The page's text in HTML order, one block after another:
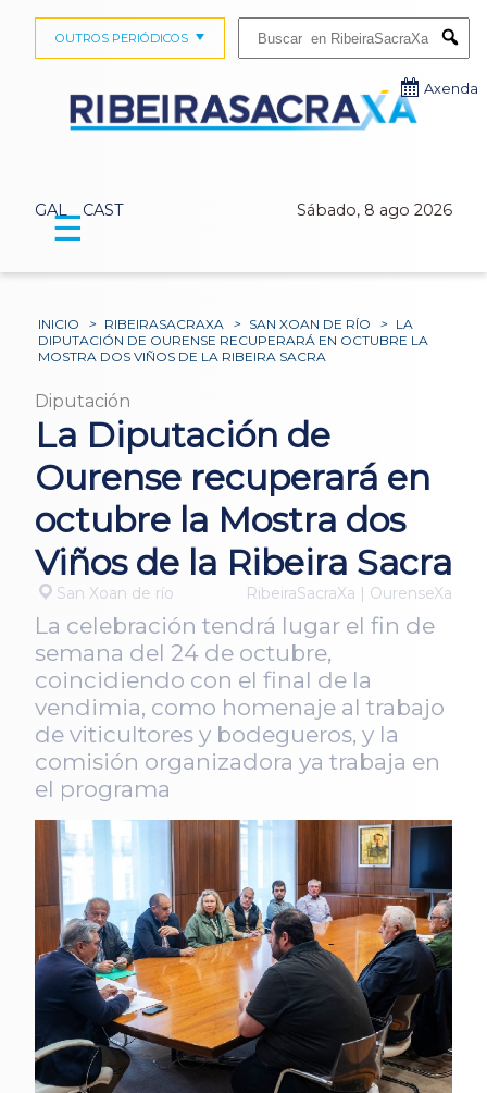
GAL CAST Sábado, 8 ago 2026
OUTROS PERIÓDICOS
Axenda
☰
INICIO > RIBEIRASACRAXA > SAN XOAN DE RÍO > LA
DIPUTACIÓN DE OURENSE RECUPERARÁ EN OCTUBRE LA
MOSTRA DOS VIÑOS DE LA RIBEIRA SACRA
Diputación
La Diputación de
Ourense recuperará en
octubre la Mostra dos
Viños de la Ribeira Sacra
San Xoan de río RibeiraSacraXa | OurenseXa
La celebración tendrá lugar el fin de
semana del 24 de octubre,
coincidiendo con el final de la
vendimia, como homenaje al trabajo
de viticultores y bodegueros, y la
comisión organizadora ya trabaja en
el programa